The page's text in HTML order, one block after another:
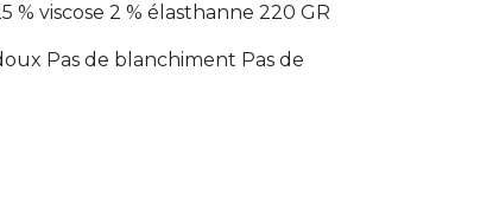
% viscose 2 % élasthanne 220 GR
Pas de blanchiment Pas de